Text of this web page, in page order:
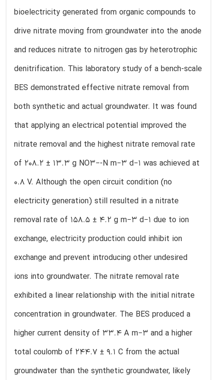
bioelectricity generated from organic compounds to
drive nitrate moving from groundwater into the anode
and reduces nitrate to nitrogen gas by heterotrophic
denitrification. This laboratory study of a bench-scale
BES demonstrated effective nitrate removal from
both synthetic and actual groundwater. It was found
that applying an electrical potential improved the
nitrate removal and the highest nitrate removal rate
of 208.2 ± 13.3 g NO3−-N m−3 d−1 was achieved at
0.8 V. Although the open circuit condition (no
electricity generation) still resulted in a nitrate
removal rate of 158.5 ± 4.2 g m−3 d−1 due to ion
exchange, electricity production could inhibit ion
exchange and prevent introducing other undesired
ions into groundwater. The nitrate removal rate
exhibited a linear relationship with the initial nitrate
concentration in groundwater. The BES produced a
higher current density of 33.4 A m−3 and a higher
total coulomb of 244.7 ± 9.1 C from the actual
groundwater than the synthetic groundwater, likely